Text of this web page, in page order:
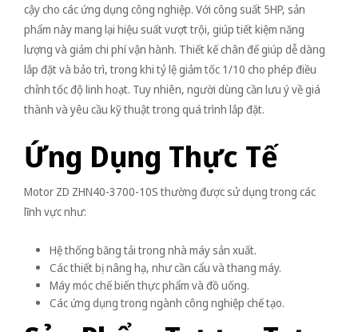
cậy cho các ứng dụng công nghiệp. Với công suất 5HP, sản
phẩm này mang lại hiệu suất vượt trội, giúp tiết kiệm năng
lượng và giảm chi phí vận hành. Thiết kế chân đế giúp dễ dàng
lắp đặt và bảo trì, trong khi tỷ lệ giảm tốc 1/10 cho phép điều
chỉnh tốc độ linh hoạt. Tuy nhiên, người dùng cần lưu ý về giá
thành và yêu cầu kỹ thuật trong quá trình lắp đặt.
Ứng Dụng Thực Tế
Motor ZD ZHN40-3700-10S thường được sử dụng trong các
lĩnh vực như:
Hệ thống băng tải trong nhà máy sản xuất.
Các thiết bị nâng hạ, như cần cẩu và thang máy.
Máy móc chế biến thực phẩm và đồ uống.
Các ứng dụng trong ngành công nghiệp chế tạo.